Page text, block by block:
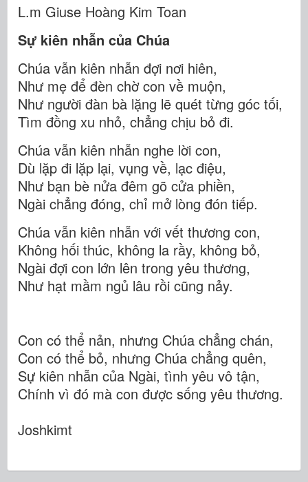
L.m Giuse Hoàng Kim Toan
Sự kiên nhẫn của Chúa
Chúa vẫn kiên nhẫn đợi nơi hiên,
Như mẹ để đèn chờ con về muộn,
Như người đàn bà lặng lẽ quét từng góc tối,
Tìm đồng xu nhỏ, chẳng chịu bỏ đi.
Chúa vẫn kiên nhẫn nghe lời con,
Dù lặp đi lặp lại, vụng về, lạc điệu,
Như bạn bè nửa đêm gõ cửa phiền,
Ngài chẳng đóng, chỉ mở lòng đón tiếp.
Chúa vẫn kiên nhẫn với vết thương con,
Không hối thúc, không la rầy, không bỏ,
Ngài đợi con lớn lên trong yêu thương,
Như hạt mầm ngủ lâu rồi cũng nảy.
Con có thể nản, nhưng Chúa chẳng chán,
Con có thể bỏ, nhưng Chúa chẳng quên,
Sự kiên nhẫn của Ngài, tình yêu vô tận,
Chính vì đó mà con được sống yêu thương.
Joshkimt